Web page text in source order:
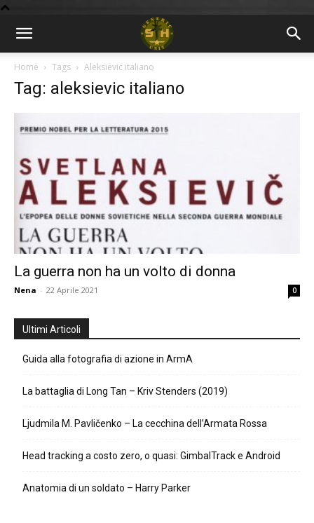
BLOG
9GU
Home Tags Aleksievic italiano
Tag: aleksievic italiano
La guerra non ha un volto di donna
Nena - 22 Aprile 2021 0
Ultimi Articoli
Guida alla fotografia di azione in ArmA
La battaglia di Long Tan – Kriv Stenders (2019)
Ljudmila M. Pavličenko – La cecchina dell’Armata Rossa
Head tracking a costo zero, o quasi: GimbalTrack e Android
Anatomia di un soldato – Harry Parker